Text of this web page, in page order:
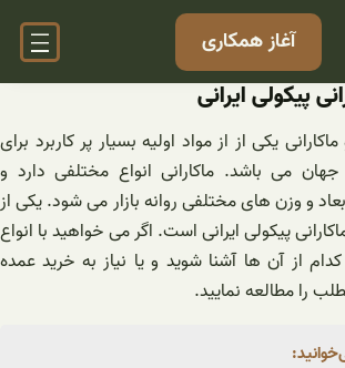
آغاز همکاری
پیکولی ایرانی
ماکارانی یکی از از مواد اولیه بسیار پر کاربرد برای
می باشد. ماکارانی انواع مختلفی دارد و
و وزن های مختلفی روانه بازار می شود. یکی از
پیکولی ایرانی است. اگر می خواهید با انواع
از آن ها آشنا شوید و یا نیاز به خرید عمده
را مطالعه نمایید.